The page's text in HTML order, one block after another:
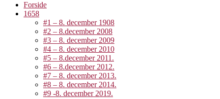
Forside
1658
#1 – 8. december 1908
#2 – 8.december 2008
#3 – 8. december 2009
#4 – 8. december 2010
#5 – 8.december 2011.
#6 – 8.december 2012.
#7 – 8. december 2013.
#8 – 8. december 2014.
#9 -8. december 2019.